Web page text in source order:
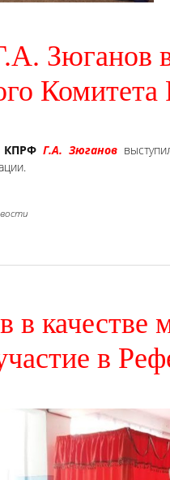
Зюганов
КПРФ Г.А. Зюганов
в качестве
в